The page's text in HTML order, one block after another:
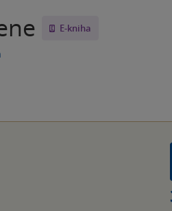
E-kniha